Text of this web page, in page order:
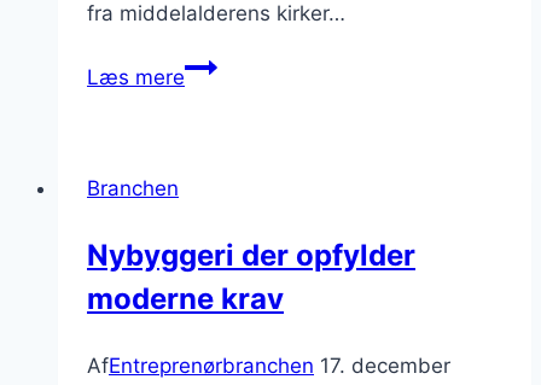
fra middelalderens kirker…
Læs mereBygningsrenovering:
Branchen
Nybyggeri der opfylder
moderne krav
AfEntreprenørbranchen 17. december